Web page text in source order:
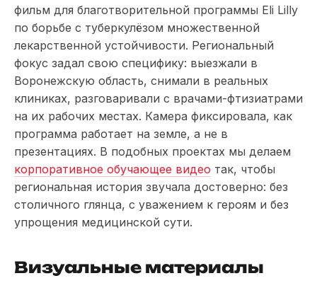
фильм для благотворительной программы Eli Lilly
по борьбе с туберкулёзом множественной
лекарственной устойчивости. Региональный
фокус задал свою специфику: выезжали в
Воронежскую область, снимали в реальных
клиниках, разговаривали с врачами-фтизиатрами
на их рабочих местах. Камера фиксировала, как
программа работает на земле, а не в
презентациях. В подобных проектах мы делаем
корпоративное обучающее видео так, чтобы
региональная история звучала достоверно: без
столичного глянца, с уважением к героям и без
упрощения медицинской сути.
Визуальные материалы